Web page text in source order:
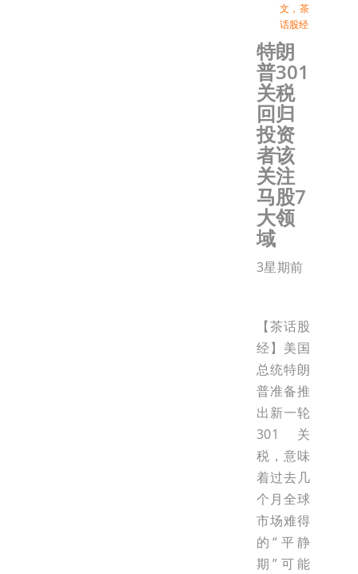
文 ， 茶
话股经
特朗
普301
关税
回归
投资
者该
关注
马股7
大领
域
3星期前
【茶话股
经】美国
总统特朗
普准备推
出新一轮
301关
税，意味
着过去几
个月全球
市场难得
的“平静
期”可能